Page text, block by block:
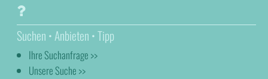
Suchen • Anbieten • Tipp
Ihre Suchanfrage >>
Unsere Suche >>